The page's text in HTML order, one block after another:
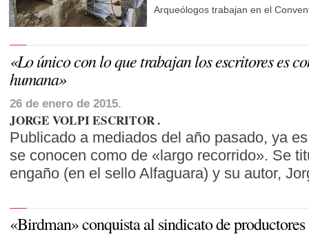
Arqueólogos trabajan en el
«Lo único con lo que trabajan los escritores es
humana»
26 de enero de 2015.
JORGE VOLPIESCRITOR
Publicado a mediados del año pasado, ya
se conocen como de «largo recorrido». Se
engaño (en el sello Alfaguara) y su autor,
«Birdman» conquista al sindicato de productores